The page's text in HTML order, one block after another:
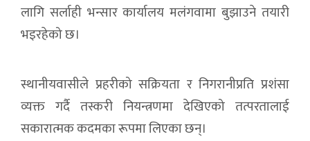
लागि सर्लाही भन्सार कार्यालय मलंगवामा बुझाउने तयारी
भइरहेको छ।
स्थानीयवासीले प्रहरीको सक्रियता र निगरानीप्रति प्रशंसा
व्यक्त गर्दै तस्करी नियन्त्रणमा देखिएको तत्परतालाई
सकारात्मक कदमका रूपमा लिएका छन्।